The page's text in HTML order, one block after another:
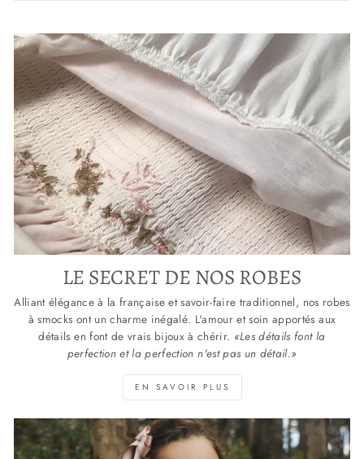
LE SECRET DE NOS ROBES
Alliant élégance à la française et savoir-faire traditionnel, nos robes
à smocks ont un charme inégalé. L'amour et soin apportés aux
détails en font de vrais bijoux à chérir. «Les détails font la
perfection et la perfection n'est pas un détail.»
EN SAVOIR PLUS